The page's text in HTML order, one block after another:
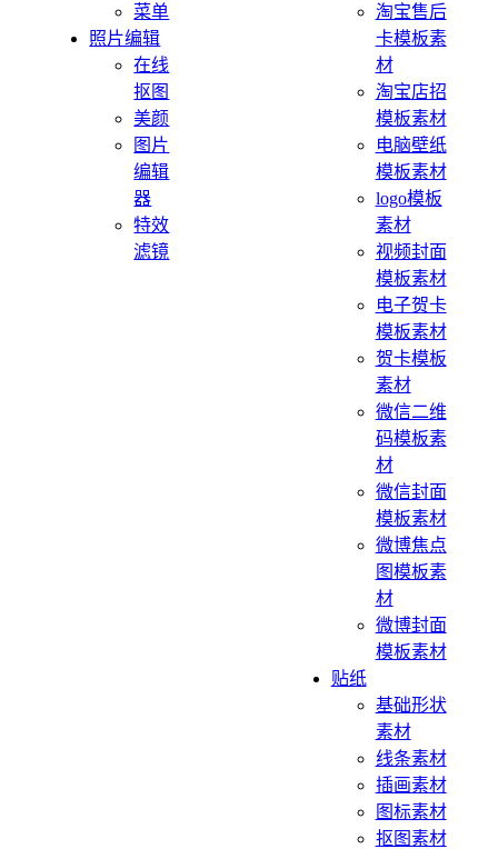
菜单
照片编辑
在线
抠图
美颜
图片
编辑
器
特效
滤镜
淘宝售后
卡模板素
材
淘宝店招
模板素材
电脑壁纸
模板素材
logo模板
素材
视频封面
模板素材
电子贺卡
模板素材
贺卡模板
素材
微信二维
码模板素
材
微信封面
模板素材
微博焦点
图模板素
材
微博封面
模板素材
贴纸
基础形状
素材
线条素材
插画素材
图标素材
抠图素材